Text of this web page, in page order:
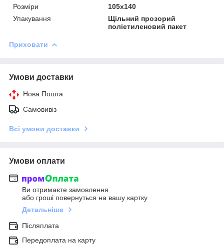
Розміри
105x140
Упакування
Щільний прозорий
поліетиленовий пакет
Приховати
Умови доставки
Нова Пошта
Самовивіз
Всі умови доставки
Умови оплати
Ви отримаєте замовлення
або гроші повернуться на вашу картку
Детальніше
Післяплата
Передоплата на карту